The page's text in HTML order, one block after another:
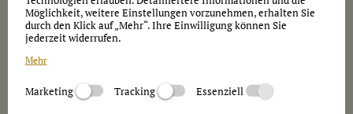
Datenschutz
Möglichkeit, weitere Einstellungen vorzunehmen, erhalten Sie
durch den Klick auf „Mehr“. Ihre Einwilligung können Sie
jederzeit widerrufen.
Mehr
Marketing Tracking Essenziell